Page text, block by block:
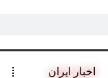
اخبار ایران